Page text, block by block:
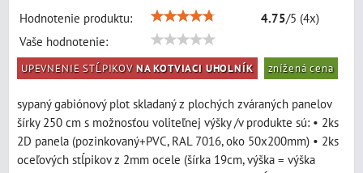
Hodnotenie produktu: 4.75/5 (4x)
Vaše hodnotenie:
UPEVNENIE STĹPIKOVNA KOTVIACI UHOLNÍK znížená cena
sypaný gabiónový plot skladaný z plochých zváraných panelov
šírky 250 cm s možnosťou voliteľnej výšky /v produkte sú: • 2ks
2D panela (pozinkovaný+PVC, RAL 7016, oko 50x200mm) • 2ks
oceľových stĺpikov z 2mm ocele (šírka 19cm, výška = výška